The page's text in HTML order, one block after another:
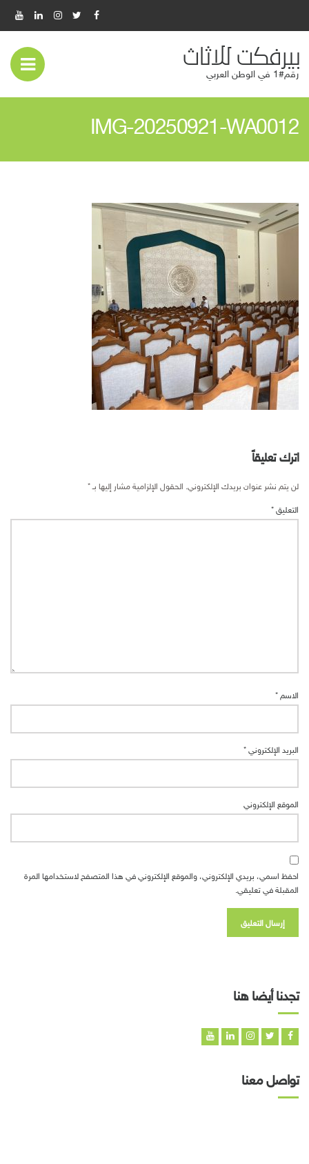
بيرفكت للاثاث
رقم#1 في الوطن العربي
IMG-20250921-WA0012
اترك تعليقاً
لن يتم نشر عنوان بريدك الإلكتروني. الحقول الإلزامية مشار إليها بـ*
التعليق *
الاسم *
البريد الإلكتروني *
الموقع الإلكتروني
احفظ اسمي، بريدي الإلكتروني، والموقع الإلكتروني في هذا المتصفح لاستخدامها المرة
المقبلة في تعليقي.
تجدنا أيضا هنا
تواصل معنا